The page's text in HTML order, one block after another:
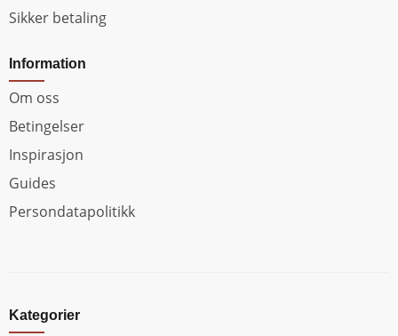
Sikker betaling
Information
Om oss
Betingelser
Inspirasjon
Guides
Persondatapolitikk
Kategorier